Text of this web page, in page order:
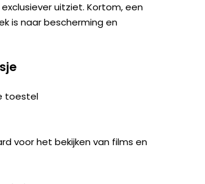
uitziet. Kortom, een
is naar bescherming en
toestel
voor het bekijken van films en